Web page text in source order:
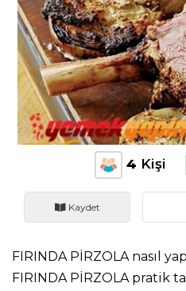
4 Kişi
Kaydet
FIRINDA PİRZOLA nasıl
FIRINDA PİRZOLA pratik